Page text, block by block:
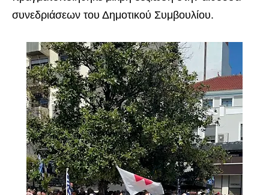
συνεδριάσεων του Δημοτικού Συμβουλίου.